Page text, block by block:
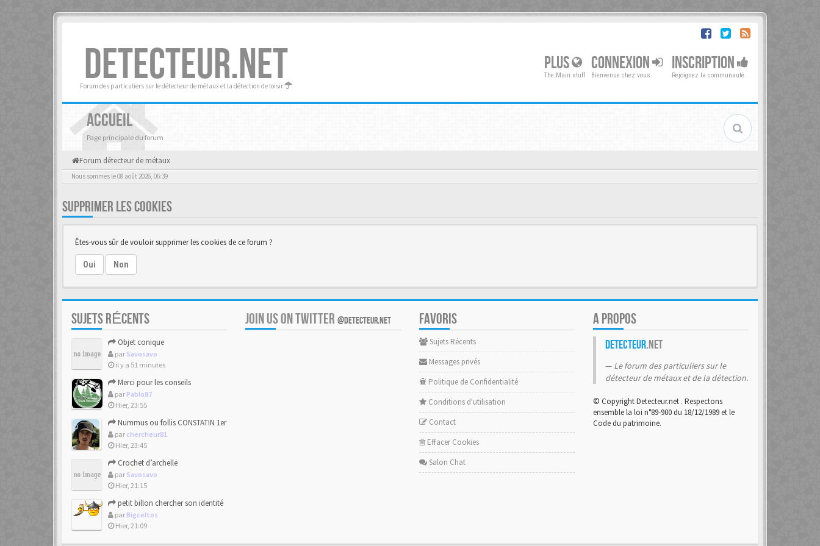
DETECTEUR.NET
Forum des particuliers sur le détecteur de métaux et la détection de loisir
PLUS
The Main stuff
CONNEXION
Bienvenue chez vous
INSCRIPTION
Rejoignez la communauté
ACCUEIL
Page principale du forum
Forum détecteur de métaux
Nous sommes le 08 août 2026, 06:39
SUPPRIMER LES COOKIES
Êtes-vous sûr de vouloir supprimer les cookies de ce forum ?
Oui Non
SUJETS RÉCENTS
Objet conique
par Savosavo
il y a 51 minutes
Merci pour les conseils
par Pablo87
Hier, 23:55
Nummus ou follis CONSTATIN 1er
par chercheur81
Hier, 23:45
Crochet d’archelle
par Savosavo
Hier, 21:15
petit billon chercher son identité
par Bigceltos
Hier, 21:09
JOIN US ON TWITTER @DETECTEUR.NET FAVORIS
Sujets Récents
Messages privés
Politique de Confidentialité
Conditions d'utilisation
Contact
Effacer Cookies
Salon Chat
A PROPOS
Detecteur.net
Le forum des particuliers sur le
détecteur de métaux et de la détection.
© Copyright Detecteur.net . Respectons
ensemble la loi n°89-900 du 18/12/1989 et le
Code du patrimoine.